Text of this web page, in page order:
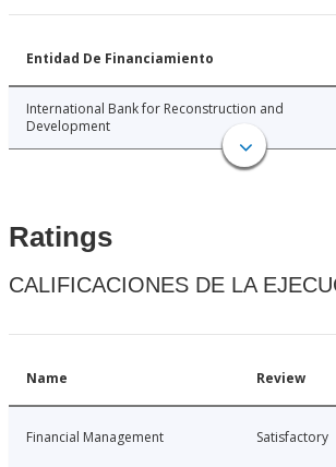
Entidad De Financiamiento
International Bank for Reconstruction and
Development
Ratings
CALIFICACIONES DE LA
Name Review
Financial Management Satisfactory